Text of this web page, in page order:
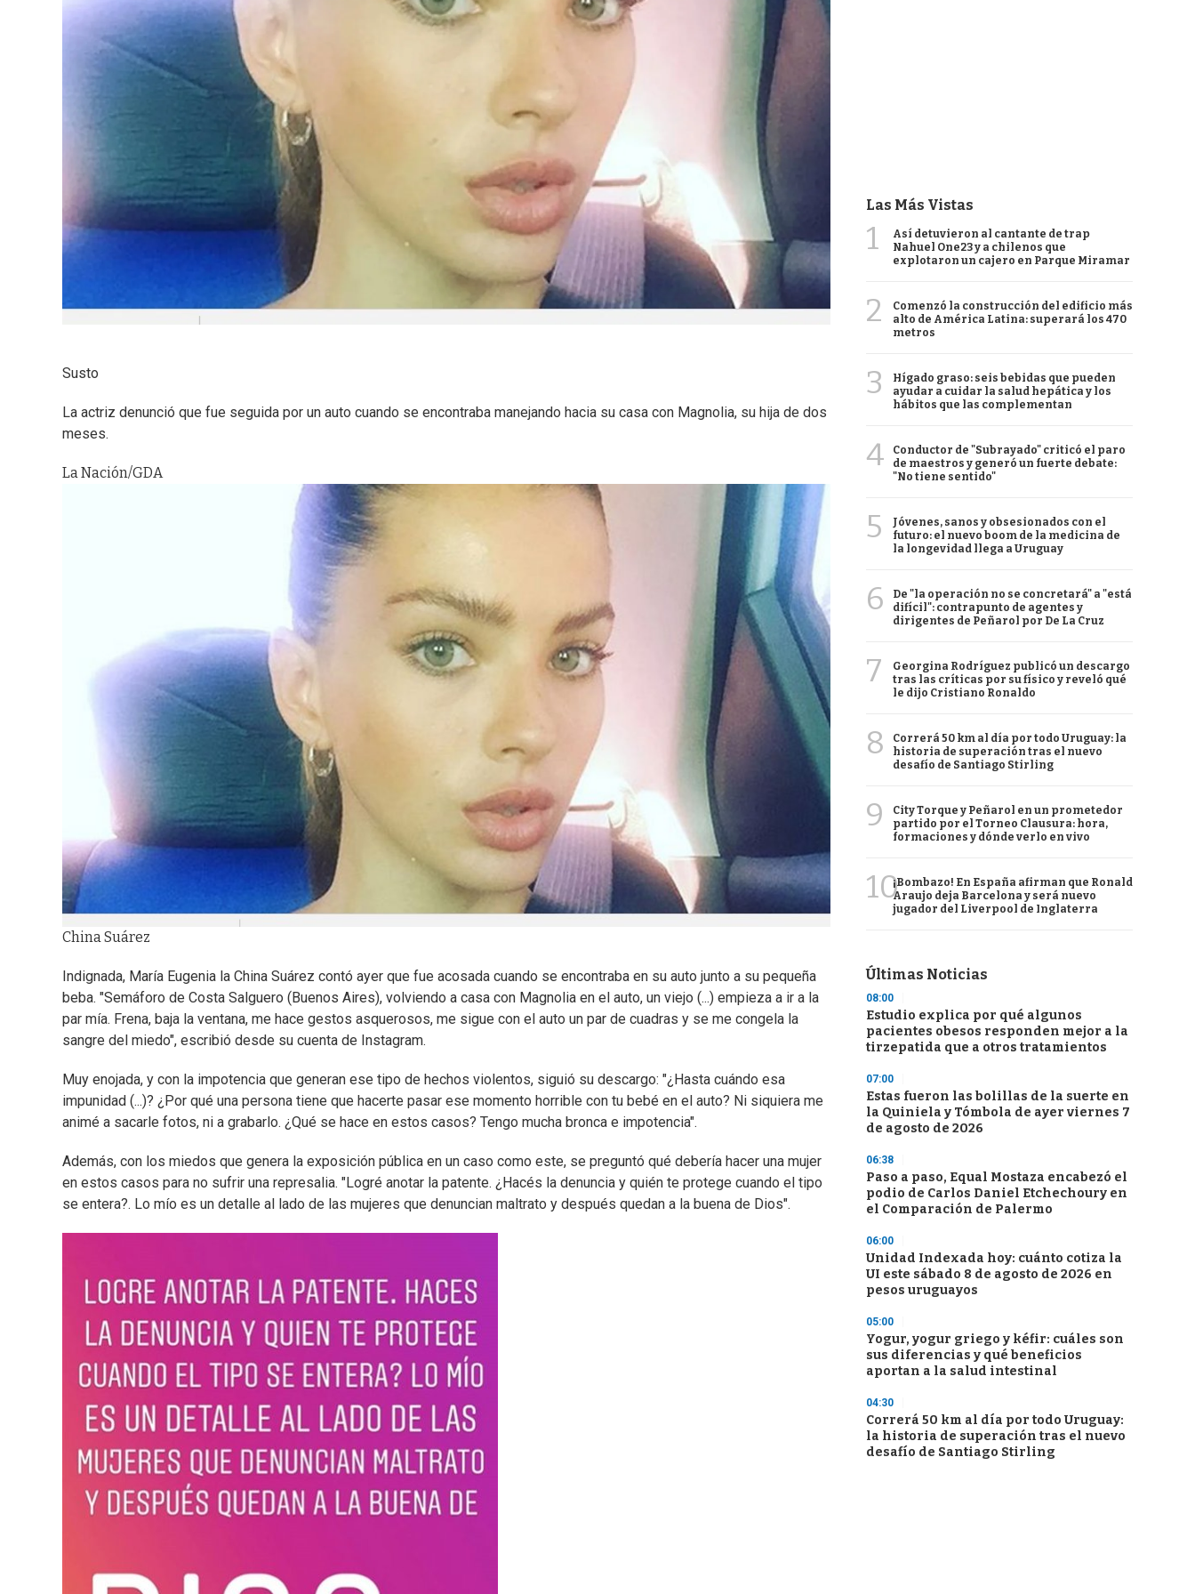
Susto
La actriz denunció que fue seguida por un auto cuando se encontraba manejando hacia su casa con Magnolia, su hija de dos
meses.
La Nación/GDA
China Suárez
Indignada, María Eugenia la China Suárez contó ayer que fue acosada cuando se encontraba en su auto junto a su pequeña
beba. "Semáforo de Costa Salguero (Buenos Aires), volviendo a casa con Magnolia en el auto, un viejo (...) empieza a ir a la
par mía. Frena, baja la ventana, me hace gestos asquerosos, me sigue con el auto un par de cuadras y se me congela la
sangre del miedo", escribió desde su cuenta de Instagram.
Muy enojada, y con la impotencia que generan ese tipo de hechos violentos, siguió su descargo: "¿Hasta cuándo esa
impunidad (...)? ¿Por qué una persona tiene que hacerte pasar ese momento horrible con tu bebé en el auto? Ni siquiera me
animé a sacarle fotos, ni a grabarlo. ¿Qué se hace en estos casos? Tengo mucha bronca e impotencia".
Además, con los miedos que genera la exposición pública en un caso como este, se preguntó qué debería hacer una mujer
en estos casos para no sufrir una represalia. "Logré anotar la patente. ¿Hacés la denuncia y quién te protege cuando el tipo
se entera?. Lo mío es un detalle al lado de las mujeres que denuncian maltrato y después quedan a la buena de Dios".
Las Más Vistas
1
Así detuvieron al cantante de trap
Nahuel One23 y a chilenos que
explotaron un cajero en Parque Miramar
2
Comenzó la construcción del edificio más
alto de América Latina: superará los 470
metros
3
Hígado graso: seis bebidas que pueden
ayudar a cuidar la salud hepática y los
hábitos que las complementan
4
Conductor de "Subrayado" criticó el paro
de maestros y generó un fuerte debate:
"No tiene sentido"
5
Jóvenes, sanos y obsesionados con el
futuro: el nuevo boom de la medicina de
la longevidad llega a Uruguay
6
De "la operación no se concretará" a "está
difícil": contrapunto de agentes y
dirigentes de Peñarol por De La Cruz
7
Georgina Rodríguez publicó un descargo
tras las críticas por su físico y reveló qué
le dijo Cristiano Ronaldo
8
Correrá 50 km al día por todo Uruguay: la
historia de superación tras el nuevo
desafío de Santiago Stirling
9
City Torque y Peñarol en un prometedor
partido por el Torneo Clausura: hora,
formaciones y dónde verlo en vivo
10¡Bombazo! En España afirman que Ronald
Araujo deja Barcelona y será nuevo
jugador del Liverpool de Inglaterra
Últimas Noticias
08:00
Estudio explica por qué algunos
pacientes obesos responden mejor a la
tirzepatida que a otros tratamientos
07:00
Estas fueron las bolillas de la suerte en
la Quiniela y Tómbola de ayer viernes 7
de agosto de 2026
06:38
Paso a paso, Equal Mostaza encabezó el
podio de Carlos Daniel Etchechoury en
el Comparación de Palermo
06:00
Unidad Indexada hoy: cuánto cotiza la
UI este sábado 8 de agosto de 2026 en
pesos uruguayos
05:00
Yogur, yogur griego y kéfir: cuáles son
sus diferencias y qué beneficios
aportan a la salud intestinal
04:30
Correrá 50 km al día por todo Uruguay:
la historia de superación tras el nuevo
desafío de Santiago Stirling